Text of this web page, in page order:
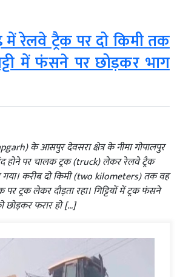
में रेलवे ट्रैक पर दो किमी तक
में फंसने पर छोड़कर भाग
के आसपुर देवसरा क्षेत्र के नीमा गोपालपुर
होने पर चालक ट्रक (truck) लेकर रेलवे ट्रैक
करीब दो किमी (two kilometers) तक वह
ट्रक लेकर दौड़ता रहा। गिट्टियों में ट्रक फंसने
छोड़कर फरार हो […]